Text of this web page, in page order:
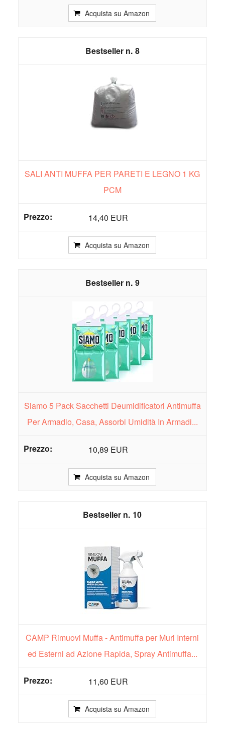
Acquista su Amazon
8
SALI ANTI MUFFA PER PARETI E LEGNO 1 KG
PCM
14,40 EUR
Acquista su Amazon
9
Siamo 5 Pack Sacchetti Deumidificatori Antimuffa
Per Armadio, Casa, Assorbi Umidità In Armadi...
10,89 EUR
Acquista su Amazon
10
CAMP Rimuovi Muffa - Antimuffa per Muri Interni
ed Esterni ad Azione Rapida, Spray Antimuffa...
11,60 EUR
Acquista su Amazon